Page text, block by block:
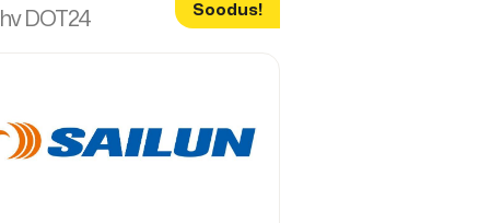
DOT24 Soodus!